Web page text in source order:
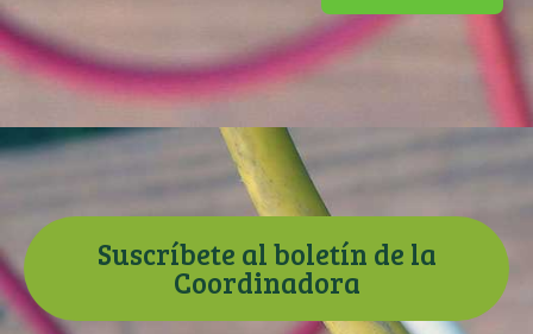
Suscríbete al boletín de la
Coordinadora